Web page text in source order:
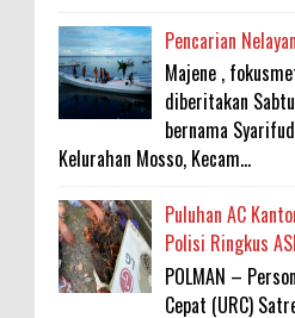
Pencarian
Majene ,
diberitakan
bernama
Kelurahan Mosso, Kecam...
Puluhan AC
Polisi Ringkus
POLMAN –
Cepat (URC)